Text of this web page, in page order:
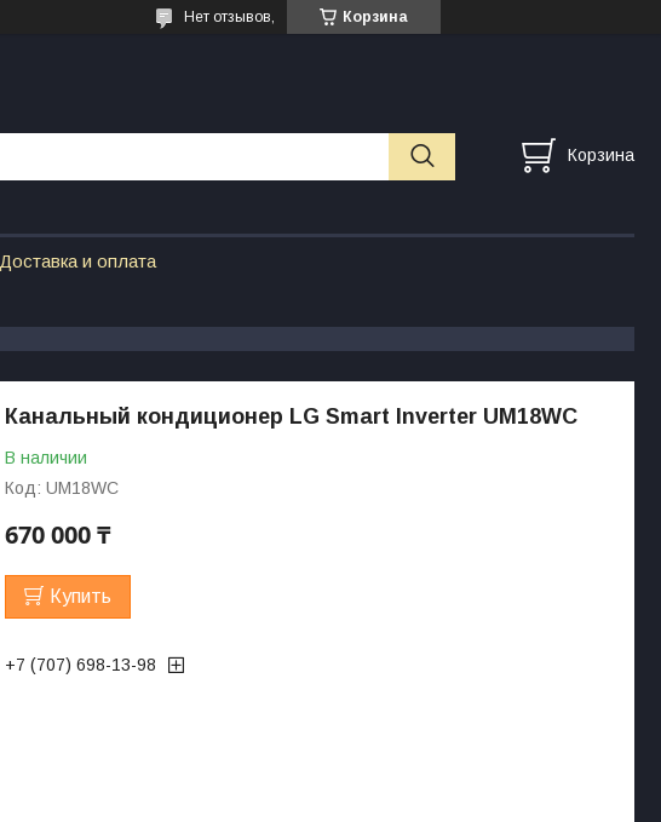
Корзина
Нет отзывов,
Корзина
Доставка и оплата
Канальный кондиционер LG Smart Inverter UM18WC
В наличии
Код: UM18WC
670 000 ₸
Купить
+7 (707) 698-13-98